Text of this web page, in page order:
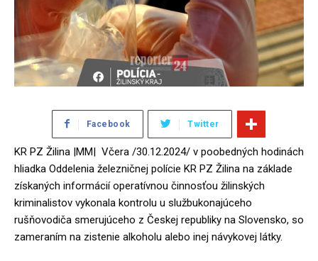
Facebook Twitter
KR PZ Žilina |MM| Včera /30.12.2024/ v poobedných hodinách
hliadka Oddelenia železničnej polície KR PZ Žilina na základe
získaných informácií operatívnou činnosťou žilinských
kriminalistov vykonala kontrolu u službukonajúceho
rušňovodiča smerujúceho z Českej republiky na Slovensko, so
zameraním na zistenie alkoholu alebo inej návykovej látky.